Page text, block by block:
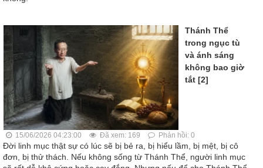
Thánh Thể
trong ngục tù
và ánh sáng
không bao giờ
tắt [2]
15/06/2026 04:23:00 Đã xem: 169 Phản hồi: 0
Đời linh mục thật sự có lúc sẽ bị bẻ ra, bị hiểu lầm, bị mệt, bị cô
đơn, bị thử thách. Nếu không sống từ Thánh Thể, người linh mục